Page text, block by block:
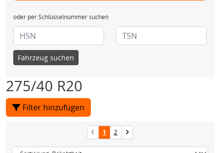
oder per Schlüsselnummer suchen
Fahrzeug suchen
275/40 R20
Filter hinzufügen
1 2